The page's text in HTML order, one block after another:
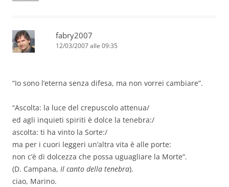
fabry2007
12/03/2007 alle 09:35
“Io sono l’eterna senza difesa, ma non vorrei cambiare”.
“Ascolta: la luce del crepuscolo attenua/
ed agli inquieti spiriti è dolce la tenebra:/
ascolta: ti ha vinto la Sorte:/
ma per i cuori leggeri un’altra vita è alle porte:
non c’è di dolcezza che possa uguagliare la Morte”.
(D. Campana, Il canto della tenebra).
ciao, Marino.